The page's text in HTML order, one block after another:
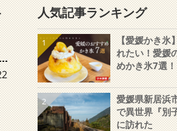
人気記事ランキング
1
【愛媛かき氷
れたい！愛媛
めかき氷7選！
2
愛媛県新居
で異世界『別
に訪れた